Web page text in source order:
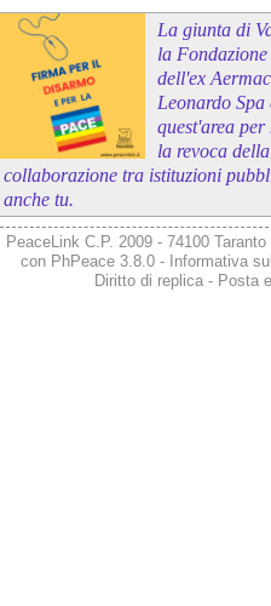
La giunta di
la
dell'ex
Leonardo Spa
quest'area
la revoca
collaborazione tra istituzioni
anche tu.
PeaceLink C.P. 2009 - 74100
con PhPeace 3.8.0- Informativa
Diritto di replica- Posta